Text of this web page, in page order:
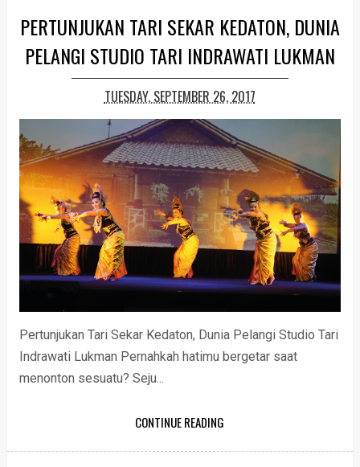
PERTUNJUKAN TARI SEKAR KEDATON, DUNIA
PELANGI STUDIO TARI INDRAWATI LUKMAN
TUESDAY, SEPTEMBER 26, 2017
Pertunjukan Tari Sekar Kedaton, Dunia Pelangi Studio Tari
Indrawati Lukman Pernahkah hatimu bergetar saat
menonton sesuatu? Seju...
CONTINUE READING